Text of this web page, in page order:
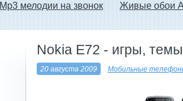
Mp3 мелодии на звонок Живые обои
Nokia E72 - игры,
20 августа 2009 Мобильные